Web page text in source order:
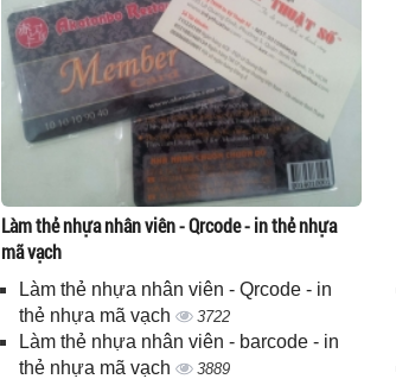
Làm thẻ nhựa nhân viên - Qrcode - in thẻ nhựa
mã vạch
Làm thẻ nhựa nhân viên - Qrcode - in
thẻ nhựa mã vạch
3722
Làm thẻ nhựa nhân viên - barcode - in
thẻ nhựa mã vạch
3889